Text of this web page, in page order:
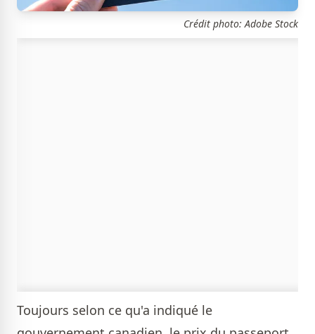
Crédit photo: Adobe Stock
Toujours selon ce qu'a indiqué le